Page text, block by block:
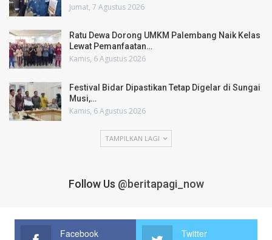
Jumat, 7 Agustus 2026
Ratu Dewa Dorong UMKM Palembang Naik Kelas
Lewat Pemanfaatan…
Kamis, 6 Agustus 2026
Festival Bidar Dipastikan Tetap Digelar di Sungai
Musi,…
Kamis, 6 Agustus 2026
TAMPILKAN LAGI
Follow Us @beritapagi_now
Facebook Twitter